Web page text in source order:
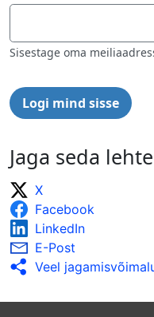
Sisestage oma
Jaga seda lehte
X
Facebook
LinkedIn
E-Post
Veel